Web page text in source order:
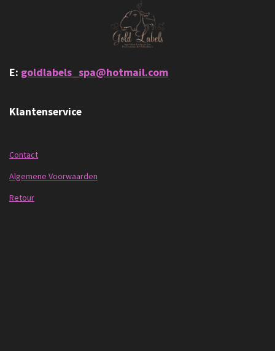
E: goldlabels_spa@hotmail.com
Klantenservice
Contact
Algemene Voorwaarden
Retour